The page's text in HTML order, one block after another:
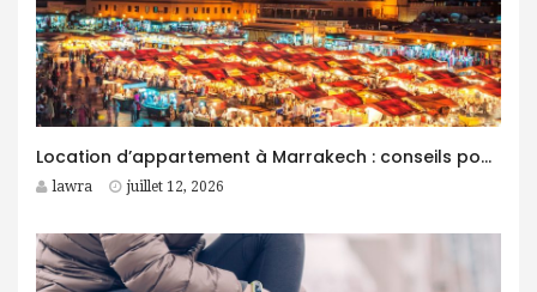
Location d’appartement à Marrakech : conseils pour trouver le logement idéal
lawra juillet 12, 2026